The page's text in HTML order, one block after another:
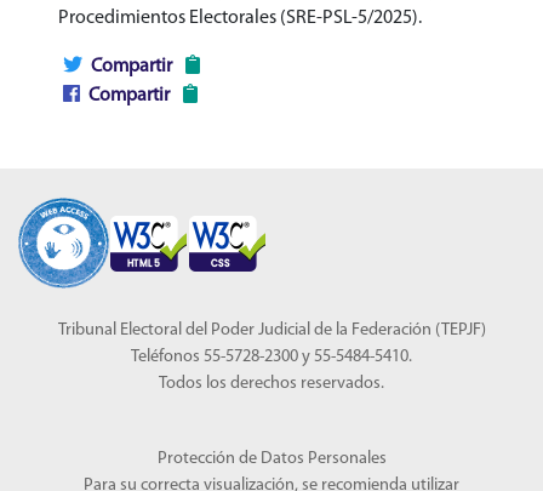
Procedimientos Electorales (SRE-PSL-5/2025).
Compartir
Compartir
Tribunal Electoral del Poder Judicial de la Federación (TEPJF)
Teléfonos 55-5728-2300 y 55-5484-5410.
Todos los derechos reservados.
Protección de Datos Personales
Para su correcta visualización, se recomienda utilizar